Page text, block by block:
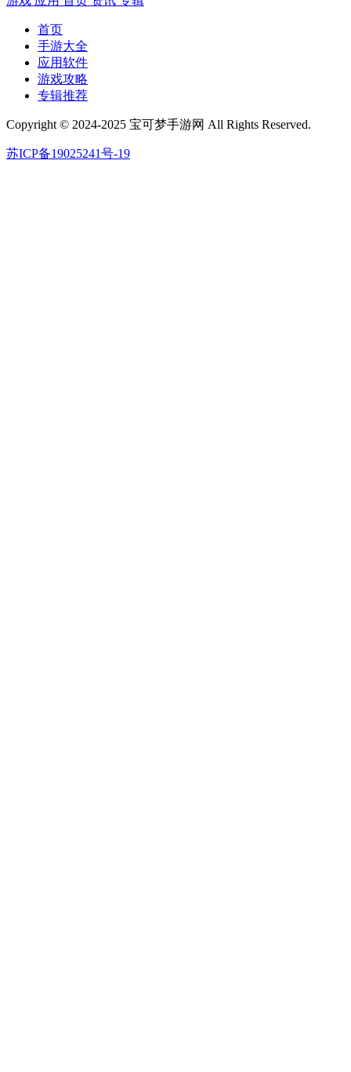
首页
手游大全
应用软件
游戏攻略
专辑推荐
Copyright © 2024-2025 宝可梦手游网 All Rights Reserved.
苏ICP备19025241号-19